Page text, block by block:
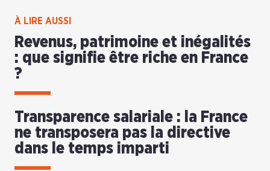
À LIRE AUSSI
Revenus, patrimoine et inégalités
: que signifie être riche en France
?
Transparence salariale : la France
ne transposera pas la directive
dans le temps imparti